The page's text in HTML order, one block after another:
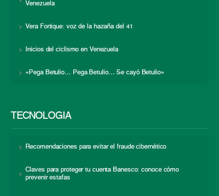
Venezuela
Vera Fortique: voz de la hazaña del 41
Inicios del ciclismo en Venezuela
«Pega Betulio… Pega Betulio… Se cayó Betulio»
TECNOLOGÍA
Recomendaciones para evitar el fraude cibernético
Claves para proteger tu cuenta Banesco: conoce cómo
prevenir estafas